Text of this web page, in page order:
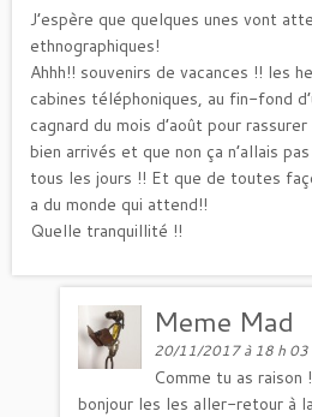
J’espère que quelques unes vont
ethnographiques!
Ahhh!! souvenirs de vacances !! les
cabines téléphoniques, au fin-fond
cagnard du mois d’août pour
bien arrivés et que non ça n’allais
tous les jours !! Et que de toutes
a du monde qui attend!!
Quelle tranquillité !!
Meme Mad
20/11/2017 à 18 h 03
Comme tu as
bonjour les les aller-retour à